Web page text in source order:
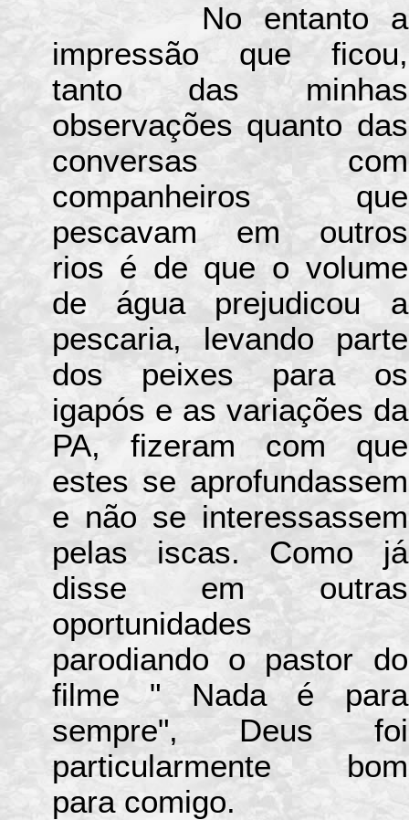
No entanto a
impressão que ficou,
tanto das minhas
observações quanto das
conversas com
companheiros que
pescavam em outros
rios é de que o volume
de água prejudicou a
pescaria, levando parte
dos peixes para os
igapós e as variações da
PA, fizeram com que
estes se aprofundassem
e não se interessassem
pelas iscas. Como já
disse em outras
oportunidades
parodiando o pastor do
filme " Nada é para
sempre", Deus foi
particularmente bom
para comigo.